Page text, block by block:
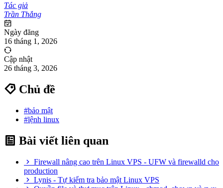
Tác giả
Trần Thắng
Ngày đăng
16 tháng 1, 2026
Cập nhật
26 tháng 3, 2026
Chủ đề
#bảo mật
#lệnh linux
Bài viết liên quan
Firewall nâng cao trên Linux VPS - UFW và firewalld cho
production
Lynis - Tự kiểm tra bảo mật Linux VPS